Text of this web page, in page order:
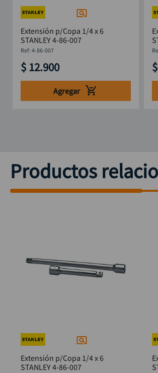
Extensión p/Copa 1/4 x 6
STANLEY 4-86-007
: 4-86-007
$ 12.900
Agregar
$
Productos
Extensión p/Copa 1/4 x 6
STANLEY 4-86-007